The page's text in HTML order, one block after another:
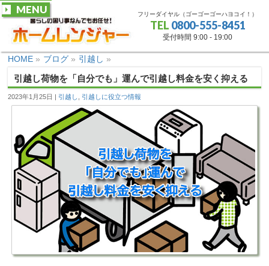
フリーダイヤル（ゴーゴーゴーハヨコイ！）
TEL 0800-555-8451
受付時間 9:00 - 19:00
MENU
HOME » ブログ » 引越し »
引越し荷物を「自分でも」運んで引越し料金を安く抑える
2023年1月25日 引越し 引越しに役立つ情報